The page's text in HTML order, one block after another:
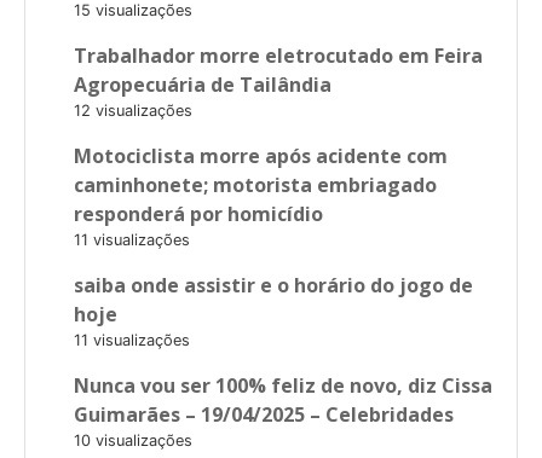
15 visualizações
Trabalhador morre eletrocutado em Feira
Agropecuária de Tailândia
12 visualizações
Motociclista morre após acidente com
caminhonete; motorista embriagado
responderá por homicídio
11 visualizações
saiba onde assistir e o horário do jogo de
hoje
11 visualizações
Nunca vou ser 100% feliz de novo, diz Cissa
Guimarães – 19/04/2025 – Celebridades
10 visualizações